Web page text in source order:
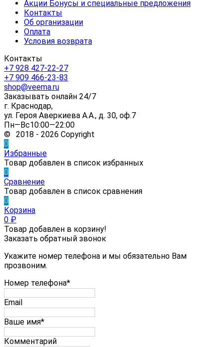
Акции Бонусы и специальные предложения
Контакты
Об организации
Оплата
Условия возврата
Контакты
+7 928 427-22-27
+7 909 466-23-83
shop@veema.ru
Заказывать онлайн 24/7
г. Краснодар,
ул. Героя Аверкиева А.А., д. 30, оф.7
Пн—Вс10:00—22:00
© 2018 - 2026 Copyright
0
Избранные
Товар добавлен в список избранных
0
Сравнение
Товар добавлен в список сравнения
0
Корзина
0 ₽
Товар добавлен в корзину!
Заказать обратный звонок
Укажите номер телефона и мы обязательно Вам
прозвоним.
Номер телефона*
Email
Ваше имя*
Комментарий